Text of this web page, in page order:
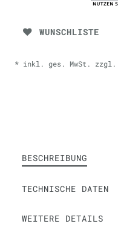
WUNSCHLISTE
* inkl. ges. MwSt. zzgl.
BESCHREIBUNG
TECHNISCHE DATEN
WEITERE DETAILS